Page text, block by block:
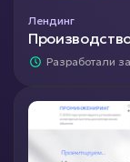
Лендинг
Разработали